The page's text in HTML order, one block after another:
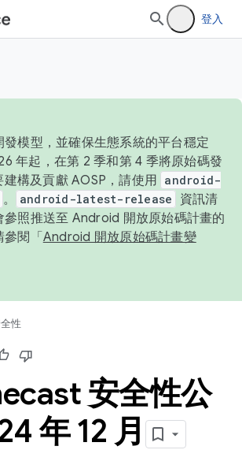
登入
模型，並確保生態系統的平台穩定
年起，在第 2 季和第 4 季將原始碼發
構及貢獻 AOSP，請使用 android-
。 android-latest-release
資訊清
參照推送至 Android 開放原始碼計畫的
閱「 Android 開放原始碼計畫變
性
安全性公
年 12 月